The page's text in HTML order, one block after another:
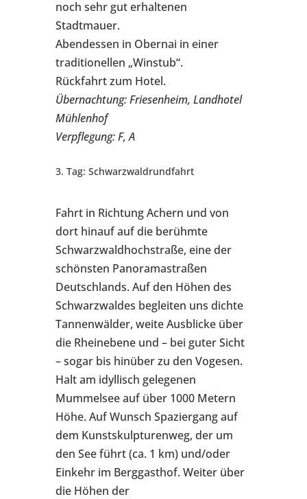
noch sehr gut erhaltenen
Stadtmauer.
Abendessen in Obernai in einer
traditionellen „Winstub“.
Rückfahrt zum Hotel.
Übernachtung: Friesenheim, Landhotel
Mühlenhof
Verpflegung: F, A
3. Tag: Schwarzwaldrundfahrt
Fahrt in Richtung Achern und von
dort hinauf auf die berühmte
Schwarzwaldhochstraße, eine der
schönsten Panoramastraßen
Deutschlands. Auf den Höhen des
Schwarzwaldes begleiten uns dichte
Tannenwälder, weite Ausblicke über
die Rheinebene und – bei guter Sicht
– sogar bis hinüber zu den Vogesen.
Halt am idyllisch gelegenen
Mummelsee auf über 1000 Metern
Höhe. Auf Wunsch Spaziergang auf
dem Kunstskulpturenweg, der um
den See führt (ca. 1 km) und/oder
Einkehr im Berggasthof. Weiter über
die Höhen der